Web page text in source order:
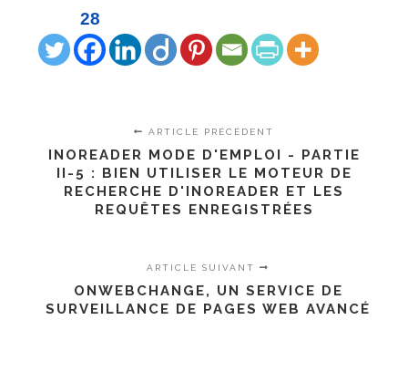
28
ARTICLE PRÉCÉDENT
INOREADER MODE D'EMPLOI - PARTIE
II-5 : BIEN UTILISER LE MOTEUR DE
RECHERCHE D'INOREADER ET LES
REQUÊTES ENREGISTRÉES
ARTICLE SUIVANT
ONWEBCHANGE, UN SERVICE DE
SURVEILLANCE DE PAGES WEB AVANCÉ